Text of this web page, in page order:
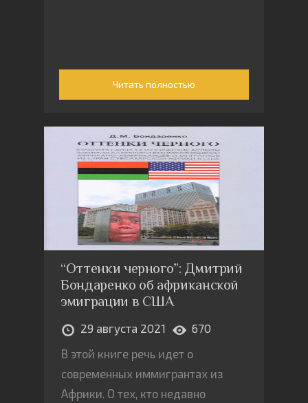
Читать полностью
“Оттенки черного”: Дмитрий
Бондаренко об африканской
эмиграции в США
29 августа 2021
670
В этой книге речь идет о
современных иммигрантах из
Африки. О тех, кто недавно